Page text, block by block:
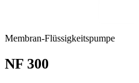
Membran-Flüssigkeitspumpe
NF 300